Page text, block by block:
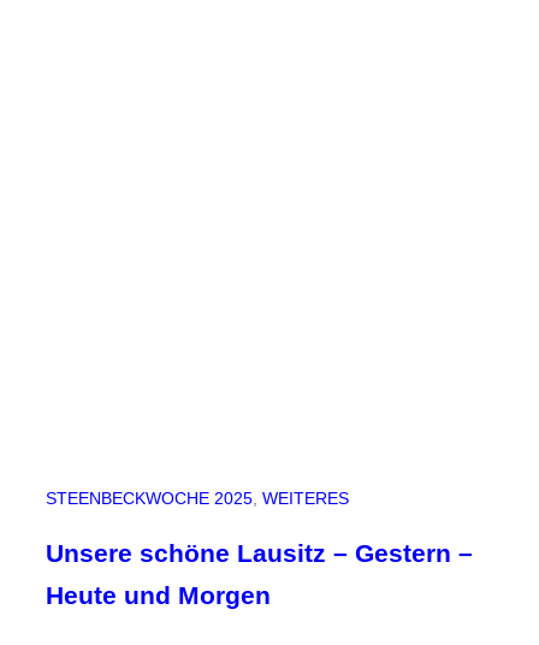
STEENBECKWOCHE 2025 WEITERES
Unsere schöne Lausitz – Gestern –
Heute und Morgen